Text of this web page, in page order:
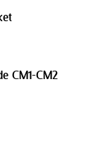
CM1-CM2